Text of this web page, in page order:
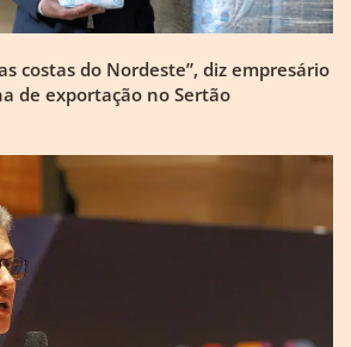
costas do Nordeste”, diz empresário
de exportação no Sertão